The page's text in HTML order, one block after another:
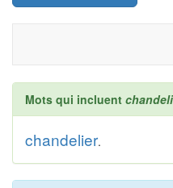
Mots qui incluent
chandelier.